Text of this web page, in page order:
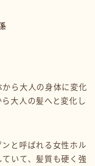
ら大人の身体に変化
大人の髪へと変化し
と呼ばれる女性ホル
いて、髪質も硬く強